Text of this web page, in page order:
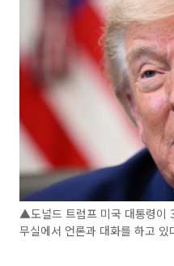
▲도널드 트럼프 미국 대통령이
무실에서 언론과 대화를 하고